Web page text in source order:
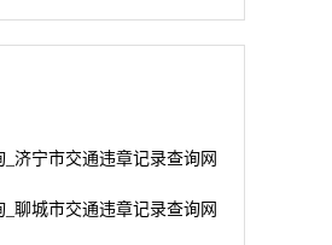
济宁市交通违章记录查询网
聊城市交通违章记录查询网